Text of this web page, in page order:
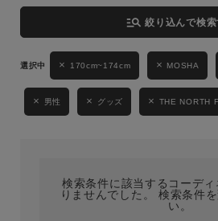
性別
MENS LADIES
manage_search 絞り込んで検索
170cm~174cm MOSHA
男性 グッズ THE NORTH
検索条件に該当するコーデ
りませんでした。 検索条件
い。